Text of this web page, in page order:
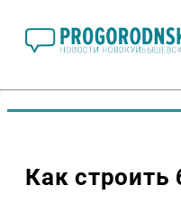
Как строить